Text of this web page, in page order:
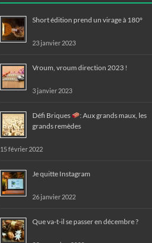
Short édition prend un virage à 180°
23 janvier 2023
Vroum, vroum direction 2023 !
3 janvier 2023
Défi Briques
: Aux grands maux, les
grands remèdes
15 février 2022
Je quitte Instagram
26 janvier 2022
Que va-t-il se passer en décembre ?